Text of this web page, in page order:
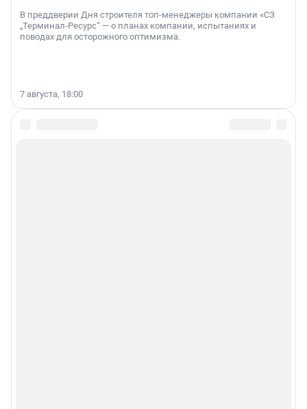
В преддверии Дня строителя топ-менеджеры компании «СЗ
„Терминал-Ресурс“ — о планах компании, испытаниях и
поводах для осторожного оптимизма.
7 августа, 18:00